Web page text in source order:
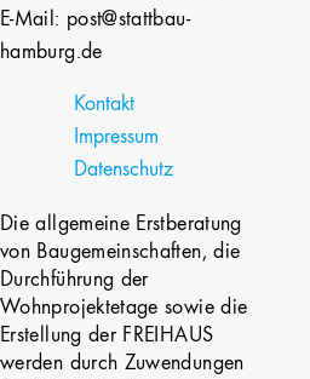
E-Mail: post@stattbau-
hamburg.de
Kontakt
Impressum
Datenschutz
Die allgemeine Erstberatung
von Baugemeinschaften, die
Durchführung der
Wohnprojektetage sowie die
Erstellung der FREIHAUS
werden durch Zuwendungen